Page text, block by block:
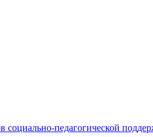
педагогической